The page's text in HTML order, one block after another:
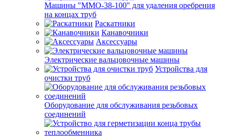
Машины "ММО-38-100" для удаления оребрения
на концах труб
Раскатники
Канавочники
Аксессуары
Электрические вальцовочные машины
Устройства для
очистки труб
Оборудование для обслуживания резьбовых
соединений